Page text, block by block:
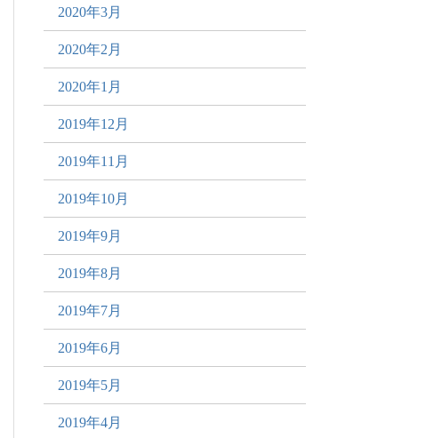
2020年3月
2020年2月
2020年1月
2019年12月
2019年11月
2019年10月
2019年9月
2019年8月
2019年7月
2019年6月
2019年5月
2019年4月